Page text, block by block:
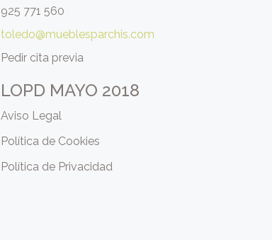
925 771 560
toledo@mueblesparchis.com
Pedir cita previa
LOPD MAYO 2018
Aviso Legal
Política de Cookies
Política de Privacidad